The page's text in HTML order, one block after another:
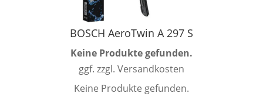
BOSCH AeroTwin A 297 S
Keine Produkte gefunden.
ggf. zzgl. Versandkosten
Keine Produkte gefunden.